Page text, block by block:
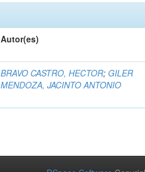
Autor(es)
BRAVO CASTRO, HECTOR; GILER
MENDOZA, JACINTO ANTONIO